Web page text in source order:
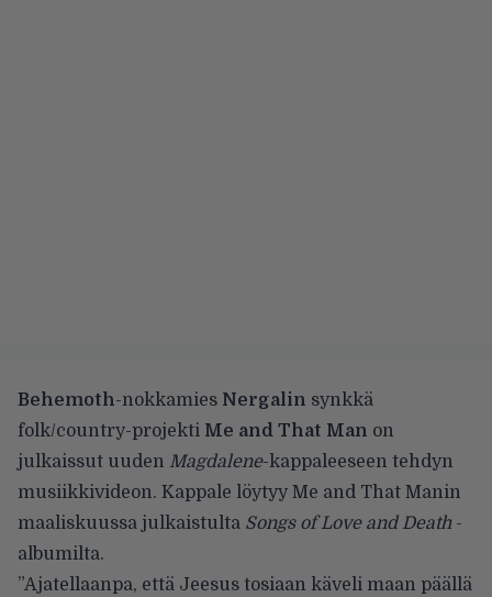
Behemoth-nokkamies Nergalin synkkä
folk/country-projekti Me and That Man on
julkaissut uuden Magdalene-kappaleeseen tehdyn
musiikkivideon. Kappale löytyy Me and That Manin
maaliskuussa julkaistulta Songs of Love and Death -
albumilta.
”Ajatellaanpa, että Jeesus tosiaan käveli maan päällä